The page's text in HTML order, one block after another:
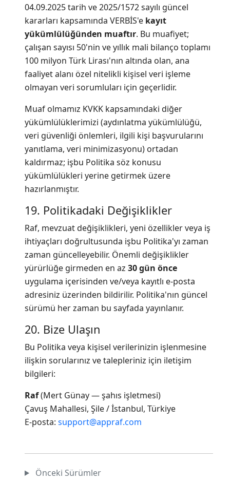
04.09.2025 tarih ve 2025/1572 sayılı güncel
kararları kapsamında VERBİS'e kayıt
yükümlülüğünden muaftır. Bu muafiyet;
çalışan sayısı 50'nin ve yıllık mali bilanço toplamı
100 milyon Türk Lirası'nın altında olan, ana
faaliyet alanı özel nitelikli kişisel veri işleme
olmayan veri sorumluları için geçerlidir.
Muaf olmamız KVKK kapsamındaki diğer
yükümlülüklerimizi (aydınlatma yükümlülüğü,
veri güvenliği önlemleri, ilgili kişi başvurularını
yanıtlama, veri minimizasyonu) ortadan
kaldırmaz; işbu Politika söz konusu
yükümlülükleri yerine getirmek üzere
hazırlanmıştır.
19. Politikadaki Değişiklikler
Raf, mevzuat değişiklikleri, yeni özellikler veya iş
ihtiyaçları doğrultusunda işbu Politika'yı zaman
zaman güncelleyebilir. Önemli değişiklikler
yürürlüğe girmeden en az 30 gün önce
uygulama içerisinden ve/veya kayıtlı e-posta
adresiniz üzerinden bildirilir. Politika'nın güncel
sürümü her zaman bu sayfada yayınlanır.
20. Bize Ulaşın
Bu Politika veya kişisel verilerinizin işlenmesine
ilişkin sorularınız ve talepleriniz için iletişim
bilgileri:
Raf(Mert Günay — şahıs işletmesi)
Çavuş Mahallesi, Şile / İstanbul, Türkiye
E-posta: support@appraf.com
Önceki Sürümler